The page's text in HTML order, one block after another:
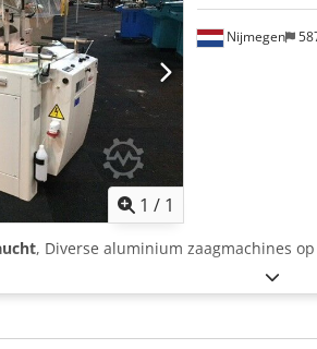
1 / 1
Nijmegen
, Diverse aluminium zaagmachines